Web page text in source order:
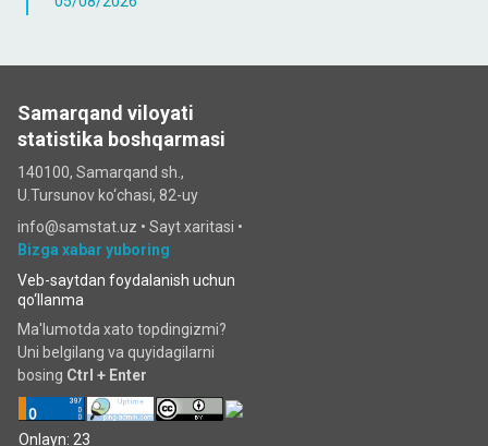
Samarqand viloyati
statistika boshqarmasi
140100, Samarqand sh.,
U.Tursunov ko‘chаsi, 82-uy
info@samstat.uz • Sayt xaritasi •
Bizga xabar yuboring
Veb-saytdan foydalanish uchun
qo‘llanma
Ma'lumotda xato topdingizmi?
Uni belgilang va quyidagilarni
bosing Ctrl + Enter
Onlayn: 23